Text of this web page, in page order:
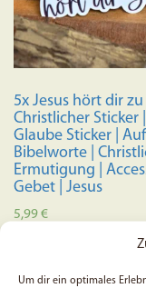
Um dir ein optimales
5x Jesus hört dir zu |
Christlicher Sticker |
Glaube Sticker |
Bibelworte |
Ermutigung |
Gebet | Jesus
5,99€